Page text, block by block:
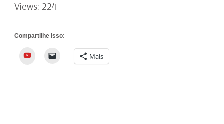
Views: 224
Compartilhe isso:
YouTube Mais